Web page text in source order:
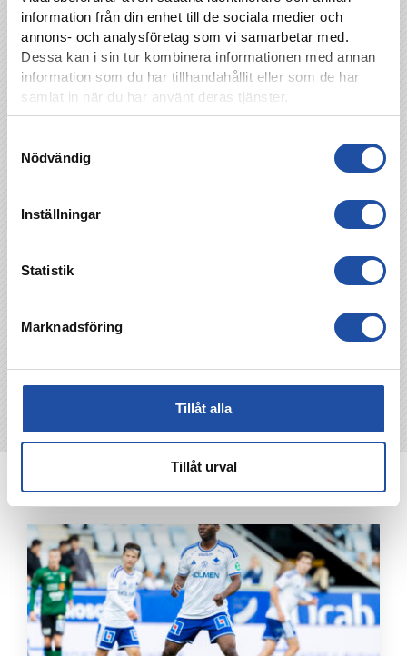
information från din enhet till de sociala medier och
annons- och analysföretag som vi samarbetar med.
Dessa kan i sin tur kombinera informationen med annan
information som du har tillhandahållit eller som de har
samlat in när du har använt deras tjänster.
Nödvändig
Inställningar
Statistik
Marknadsföring
Tillåt alla
Tillåt urval
NYHETER